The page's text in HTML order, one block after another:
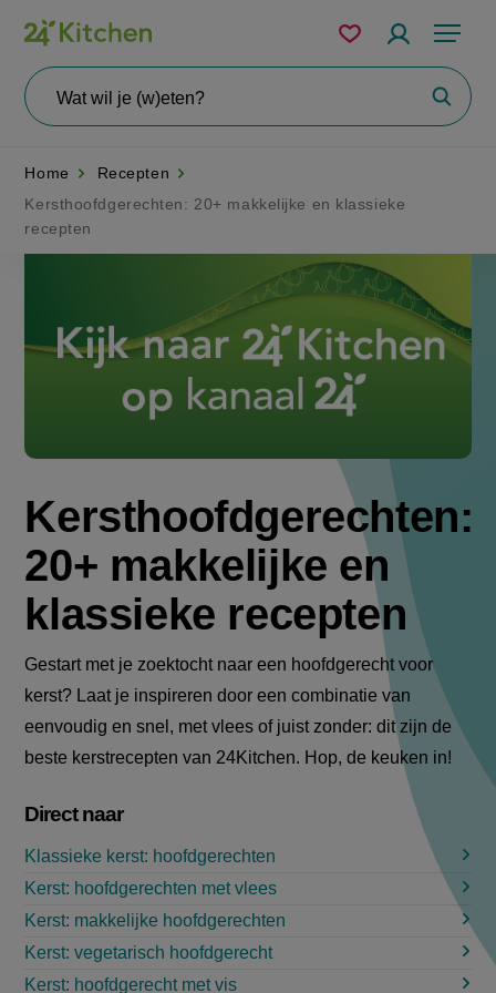
Overslaan
en
naar
de
Menu
wil
Mijn
bewaarde
Home
Recepten
Kersthoofdgerechten: 20+ makkelijke en klassieke
recepten
Kersthoofdgerechten:
20+ makkelijke en
klassieke recepten
Gestart met je zoektocht naar een hoofdgerecht voor
kerst? Laat je inspireren door een combinatie van
eenvoudig en snel, met vlees of juist zonder: dit zijn de
beste kerstrecepten van 24Kitchen. Hop, de keuken in!
Direct naar
Klassieke kerst: hoofdgerechten
Kerst: hoofdgerechten met vlees
Kerst: makkelijke hoofdgerechten
Kerst: vegetarisch hoofdgerecht
Kerst: hoofdgerecht met vis​